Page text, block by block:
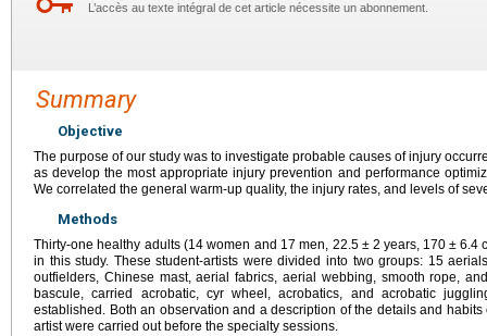
L’accès au texte intégral de cet article nécessite un abonnement.
Summary
Objective
The purpose of our study was to investigate probable causes of injury
as develop the most appropriate injury prevention and performance
We correlated the general warm-up quality, the injury rates, and levels of
Methods
Thirty-one healthy adults (14 women and 17 men, 22.5 ± 2 years, 170 ± 6.4
in this study. These student-artists were divided into two groups: 15
outfielders, Chinese mast, aerial fabrics, aerial webbing, smooth rope,
bascule, carried acrobatic, cyr wheel, acrobatics, and acrobatic
established. Both an observation and a description of the details and
artist were carried out before the specialty sessions.